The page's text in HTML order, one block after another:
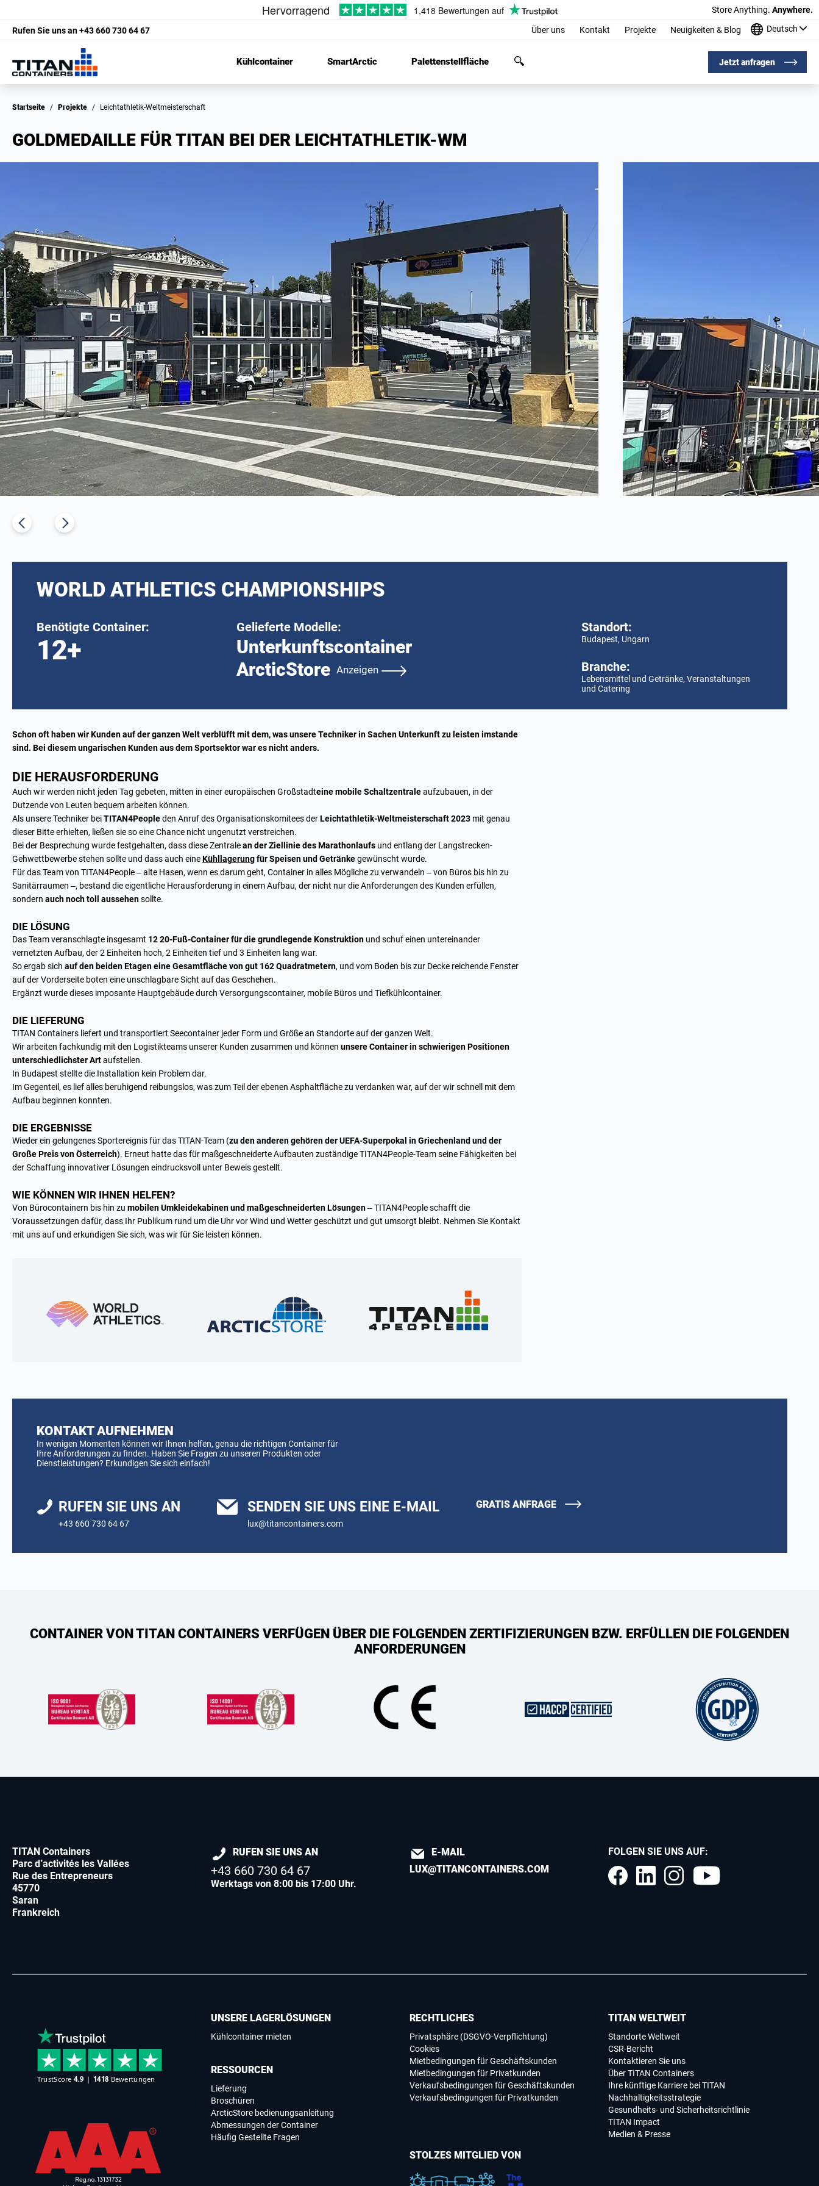
Store Anything. Anywhere.
Rufen Sie uns an+43 660 730 64 67 Über uns Kontakt Projekte Neuigkeiten & Blog Deutsch
Kühlcontainer SmartArctic Palettenstellfläche Jetzt anfragen
Startseite / Projekte / Leichtathletik-Weltmeisterschaft
GOLDMEDAILLE FÜR TITAN BEI DER LEICHTATHLETIK-WM
WORLD ATHLETICS CHAMPIONSHIPS
Benötigte Container:
12+
Gelieferte Modelle:
Unterkunftscontainer
ArcticStore Anzeigen
Standort:
Budapest, Ungarn
Branche:
Lebensmittel und Getränke, Veranstaltungen
und Catering
Schon oft haben wir Kunden auf der ganzen Welt verblüfft mit dem, was unsere Techniker in Sachen Unterkunft zu leisten imstande
sind. Bei diesem ungarischen Kunden aus dem Sportsektor war es nicht anders.
DIE HERAUSFORDERUNG
Auch wir werden nicht jeden Tag gebeten, mitten in einer europäischen Großstadteine mobile Schaltzentraleaufzubauen, in der
Dutzende von Leuten bequem arbeiten können.
Als unsere Techniker beiTITAN4Peopleden Anruf des Organisationskomitees derLeichtathletik-Weltmeisterschaft 2023 mit genau
dieser Bitte erhielten, ließen sie so eine Chance nicht ungenutzt verstreichen.
Bei der Besprechung wurde festgehalten, dass diese Zentralean der Ziellinie des Marathonlaufs und entlang der Langstrecken-
Gehwettbewerbe stehen sollte und dass auch eineKühllagerungfür Speisen und Getränkegewünscht wurde.
Für das Team von TITAN4People – alte Hasen, wenn es darum geht, Container in alles Mögliche zu verwandeln – von Büros bis hin zu
Sanitärraumen –, bestand die eigentliche Herausforderung in einem Aufbau, der nicht nur die Anforderungen des Kunden erfüllen,
sondern auch noch toll aussehensollte.
DIE LÖSUNG
Das Team veranschlagte insgesamt 1220-Fuß-Container für die grundlegende Konstruktion und schuf einen untereinander
vernetzten Aufbau, der 2 Einheiten hoch, 2 Einheiten tief und 3 Einheiten lang war.
So ergab sich auf den beiden Etagen eine Gesamtfläche von gut 162 Quadratmetern, und vom Boden bis zur Decke reichende Fenster
auf der Vorderseite boten eine unschlagbare Sicht auf das Geschehen.
Ergänzt wurde dieses imposante Hauptgebäude durch Versorgungscontainer, mobile Büros und Tiefkühlcontainer.
DIE LIEFERUNG
TITAN Containers liefert und transportiert Seecontainer jeder Form und Größe an Standorte auf der ganzen Welt.
Wir arbeiten fachkundig mit den Logistikteams unserer Kunden zusammen und können unsere Container in schwierigen Positionen
unterschiedlichster Artaufstellen.
In Budapest stellte die Installation kein Problem dar.
Im Gegenteil, es lief alles beruhigend reibungslos, was zum Teil der ebenen Asphaltfläche zu verdanken war, auf der wir schnell mit dem
Aufbau beginnen konnten.
DIE ERGEBNISSE
Wieder ein gelungenes Sportereignis für das TITAN-Team (zu den anderen gehören derUEFA-Superpokal in Griechenland und der
Große Preis von Österreich). Erneut hatte das für maßgeschneiderte Aufbauten zuständige TITAN4People-Team seine Fähigkeiten bei
der Schaffung innovativer Lösungen eindrucksvoll unter Beweis gestellt.
WIE KÖNNEN WIR IHNEN HELFEN?
Von Bürocontainern bis hin zu mobilen Umkleidekabinen und maßgeschneiderten Lösungen– TITAN4People schafft die
Voraussetzungen dafür, dass Ihr Publikum rund um die Uhr vor Wind und Wetter geschützt und gut umsorgt bleibt. Nehmen Sie Kontakt
mit uns auf und erkundigen Sie sich, was wir für Sie leisten können.
KONTAKT AUFNEHMEN
In wenigen Momenten können wir Ihnen helfen, genau die richtigen Container für
Ihre Anforderungen zu finden. Haben Sie Fragen zu unseren Produkten oder
Dienstleistungen? Erkundigen Sie sich einfach!
RUFEN SIE UNS AN
+43 660 730 64 67
SENDEN SIE UNS EINE E-MAIL
lux@titancontainers.com
GRATIS ANFRAGE
CONTAINER VON TITAN CONTAINERS VERFÜGEN ÜBER DIE FOLGENDEN ZERTIFIZIERUNGEN BZW. ERFÜLLEN DIE FOLGENDEN
ANFORDERUNGEN
TITAN Containers
Parc d’activités les Vallées
Rue des Entrepreneurs
45770
Saran
Frankreich
RUFEN SIE UNS AN
+43 660 730 64 67
Werktags von 8:00 bis 17:00 Uhr.
E-MAIL
LUX@TITANCONTAINERS.COM
FOLGEN SIE UNS AUF:
UNSERE LAGERLÖSUNGEN
Kühlcontainer mieten
RESSOURCEN
Lieferung
Broschüren
ArcticStore bedienungsanleitung
Abmessungen der Container
Häufig Gestellte Fragen
TITAN WELTWEIT
Standorte Weltweit
CSR-Bericht
Kontaktieren Sie uns
Über TITAN Containers
Ihre künftige Karriere bei TITAN
Nachhaltigkeitsstrategie
Gesundheits- und Sicherheitsrichtlinie
TITAN Impact
Medien & Presse
RECHTLICHES
Privatsphäre (DSGVO-Verpflichtung)
Cookies
Mietbedingungen für Geschäftskunden
Mietbedingungen für Privatkunden
Verkaufsbedingungen für Geschäftskunden
Verkaufsbedingungen für Privatkunden
STOLZES MITGLIED VON